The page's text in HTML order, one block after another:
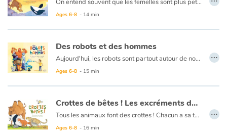
Ages 6-8 - 14 min
Des robots et des hommes
Aujourd'hui, les robots sont partout autour de nous : robots industriels, robots domestiques, drones, voitures autonomes… Mais savez-vous comment ils fonctionnent ? Qu’est-ce qui différencie une machine ou un automate d’un robot ?
Ages 6-8 - 15 min
…
Crottes de bêtes ! Les excréments des animaux
Tous les animaux font des crottes ! Chacun a sa technique, sa forme et son petit nom ! Par exemple, on dira du crottin de cheval, des bouses de vache, des pétoulettes pour les chèvres ou les moutons, ou encore des laissées pour les sangliers.
Ages 6-8 - 16 min
…